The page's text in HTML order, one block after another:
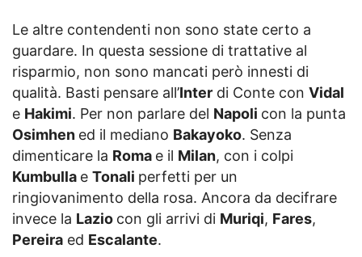
Le altre contendenti non sono state certo a
guardare. In questa sessione di trattative al
risparmio, non sono mancati però innesti di
qualità. Basti pensare all’Inter di Conte con Vidal
e Hakimi. Per non parlare del Napoli con la punta
Osimhen ed il mediano Bakayoko. Senza
dimenticare la Roma e il Milan, con i colpi
Kumbulla e Tonali perfetti per un
ringiovanimento della rosa. Ancora da decifrare
invece la Lazio con gli arrivi di Muriqi, Fares,
Pereira ed Escalante.